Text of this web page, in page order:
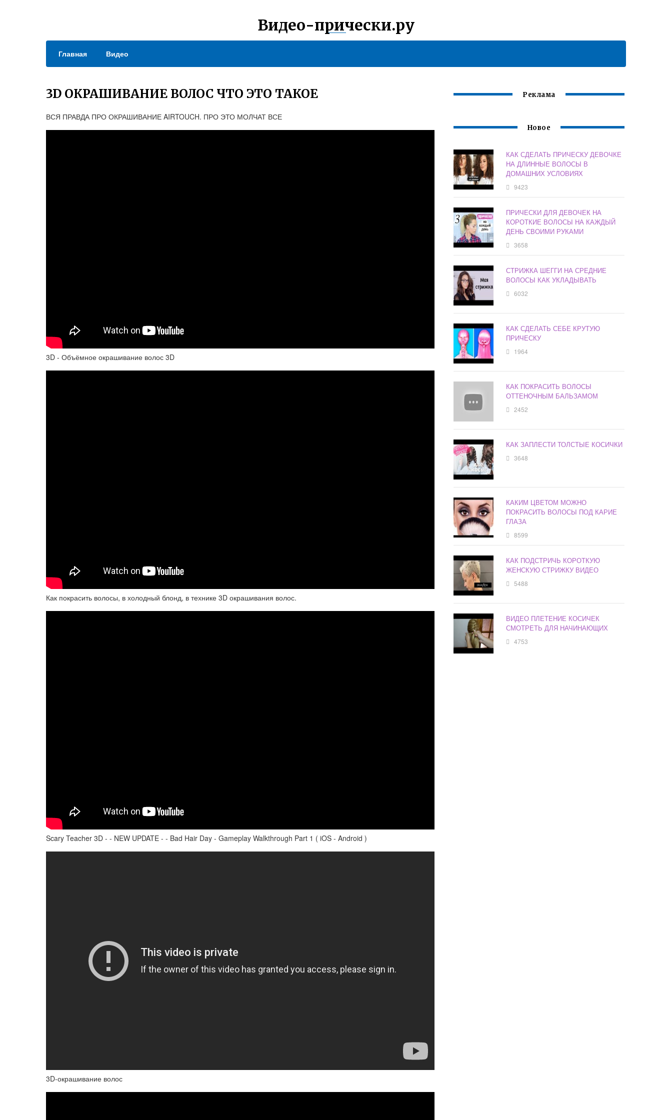
Видео-прически.ру
Главная Видео
3D ОКРАШИВАНИЕ ВОЛОС ЧТО ЭТО ТАКОЕ
ВСЯ ПРАВДА ПРО ОКРАШИВАНИЕ AIRTOUCH. ПРО ЭТО МОЛЧАТ ВСЕ
3D - Объёмное окрашивание волос 3D
Как покрасить волосы, в холодный блонд, в технике 3D окрашивания волос.
Scary Teacher 3D - - NEW UPDATE - - Bad Hair Day - Gameplay Walkthrough Part 1 ( iOS - Android )
3D-окрашивание волос
Реклама
Новое
КАК СДЕЛАТЬ ПРИЧЕСКУ ДЕВОЧКЕ
НА ДЛИННЫЕ ВОЛОСЫ В
ДОМАШНИХ УСЛОВИЯХ
9423
ПРИЧЕСКИ ДЛЯ ДЕВОЧЕК НА
КОРОТКИЕ ВОЛОСЫ НА КАЖДЫЙ
ДЕНЬ СВОИМИ РУКАМИ
3658
СТРИЖКА ШЕГГИ НА СРЕДНИЕ
ВОЛОСЫ КАК УКЛАДЫВАТЬ
6032
КАК СДЕЛАТЬ СЕБЕ КРУТУЮ
ПРИЧЕСКУ
1964
КАК ПОКРАСИТЬ ВОЛОСЫ
ОТТЕНОЧНЫМ БАЛЬЗАМОМ
2452
КАК ЗАПЛЕСТИ ТОЛСТЫЕ КОСИЧКИ
3648
КАКИМ ЦВЕТОМ МОЖНО
ПОКРАСИТЬ ВОЛОСЫ ПОД КАРИЕ
ГЛАЗА
8599
КАК ПОДСТРИЧЬ КОРОТКУЮ
ЖЕНСКУЮ СТРИЖКУ ВИДЕО
5488
ВИДЕО ПЛЕТЕНИЕ КОСИЧЕК
СМОТРЕТЬ ДЛЯ НАЧИНАЮЩИХ
4753